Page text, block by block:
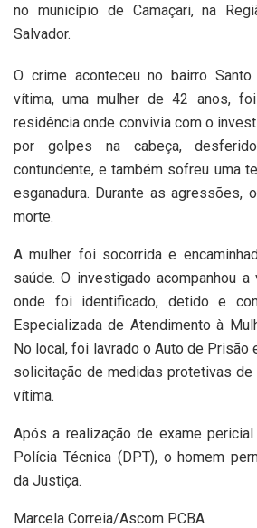
no município de Camaçari, na
Salvador.
O crime aconteceu no bairro
vítima, uma mulher de 42 anos,
residência onde convivia com o
por golpes na cabeça,
contundente, e também sofreu uma
esganadura. Durante as agressões,
morte.
A mulher foi socorrida e
saúde. O investigado acompanhou
onde foi identificado, detido e
Especializada de Atendimento à
No local, foi lavrado o Auto de Prisão
solicitação de medidas protetivas de
vítima.
Após a realização de exame
Polícia Técnica (DPT), o homem
da Justiça.
Marcela Correia/Ascom PCBA